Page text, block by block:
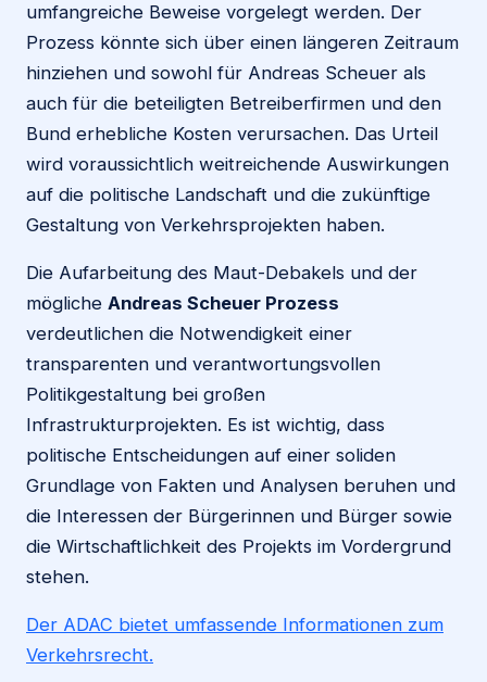
umfangreiche Beweise vorgelegt werden. Der
Prozess könnte sich über einen längeren Zeitraum
hinziehen und sowohl für Andreas Scheuer als
auch für die beteiligten Betreiberfirmen und den
Bund erhebliche Kosten verursachen. Das Urteil
wird voraussichtlich weitreichende Auswirkungen
auf die politische Landschaft und die zukünftige
Gestaltung von Verkehrsprojekten haben.
Die Aufarbeitung des Maut-Debakels und der
mögliche Andreas Scheuer Prozess
verdeutlichen die Notwendigkeit einer
transparenten und verantwortungsvollen
Politikgestaltung bei großen
Infrastrukturprojekten. Es ist wichtig, dass
politische Entscheidungen auf einer soliden
Grundlage von Fakten und Analysen beruhen und
die Interessen der Bürgerinnen und Bürger sowie
die Wirtschaftlichkeit des Projekts im Vordergrund
stehen.
Der ADAC bietet umfassende Informationen zum
Verkehrsrecht.